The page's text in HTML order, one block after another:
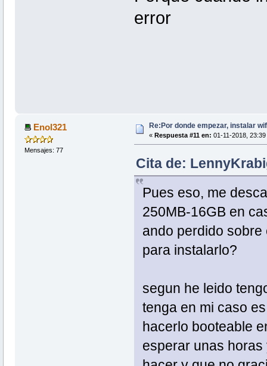
error
Enol321
Mensajes: 77
Re:Por donde empezar, instalar
« Respuesta #11 en: 01-11-2018,
Cita de:
Pues eso, me
250MB-16GB en
ando perdido
para instalarlo?
segun he leido
tenga en mi caso
hacerlo booteable
esperar unas